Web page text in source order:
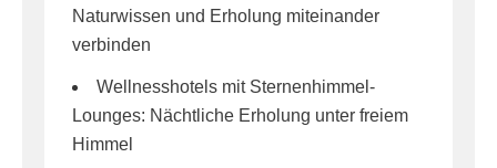
Naturwissen und Erholung miteinander
verbinden
Wellnesshotels mit Sternenhimmel-
Lounges: Nächtliche Erholung unter freiem
Himmel